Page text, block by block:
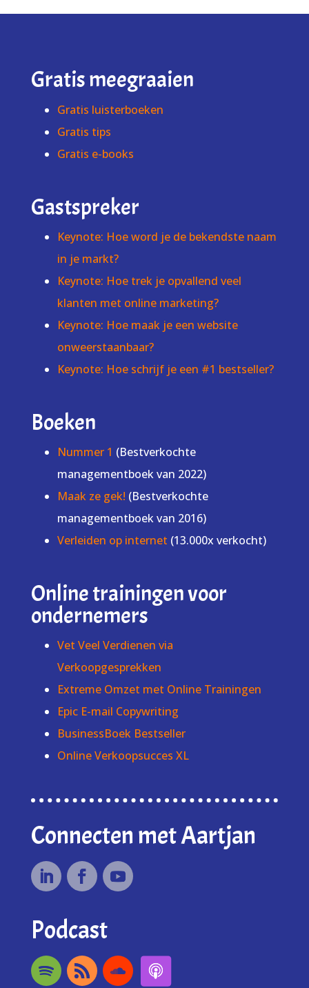
Gratis meegraaien
Gratis luisterboeken
Gratis tips
Gratis e-books
Gastspreker
Keynote: Hoe word je de bekendste naam
in je markt?
Keynote: Hoe trek je opvallend veel
klanten met online marketing?
Keynote: Hoe maak je een website
onweerstaanbaar?
Keynote: Hoe schrijf je een #1 bestseller?
Boeken
Nummer 1 (Bestverkochte
managementboek van 2022)
Maak ze gek! (Bestverkochte
managementboek van 2016)
Verleiden op internet (13.000x verkocht)
Online trainingen voor
ondernemers
Vet Veel Verdienen via
Verkoopgesprekken
Extreme Omzet met Online Trainingen
Epic E-mail Copywriting
BusinessBoek Bestseller
Online Verkoopsucces XL
Connecten met Aartjan
Podcast